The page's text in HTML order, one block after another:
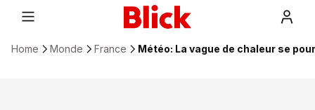
Home Monde France Météo: La vague de chaleur se